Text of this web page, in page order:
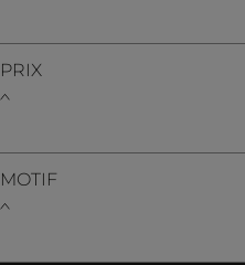
PRIX
MOTIF